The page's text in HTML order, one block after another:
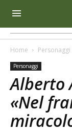
Home Personaggi
Personaggi
Alberto
«Nel